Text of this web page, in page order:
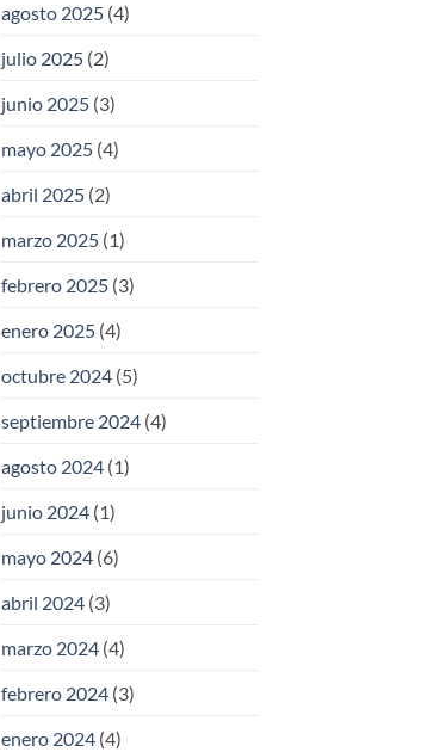
agosto 2025(4)
julio 2025(2)
junio 2025(3)
mayo 2025(4)
abril 2025(2)
marzo 2025(1)
febrero 2025(3)
enero 2025(4)
octubre 2024(5)
septiembre 2024(4)
agosto 2024(1)
junio 2024(1)
mayo 2024(6)
abril 2024(3)
marzo 2024(4)
febrero 2024(3)
enero 2024(4)